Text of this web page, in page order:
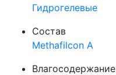
Гидрогелевые
Состав
Methafilcon A
Влагосодержание